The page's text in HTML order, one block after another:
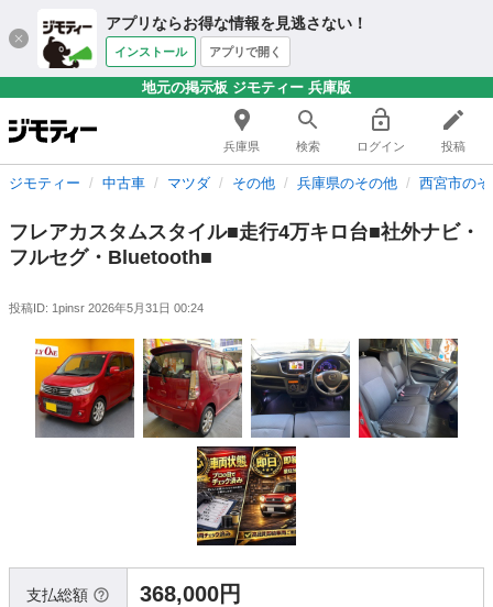
アプリならお得な情報を見逃さない！
インストール アプリで開く
地元の掲示板 ジモティー 兵庫版
兵庫県 検索 ログイン 投稿
ジモティー 中古車 マツダ その他 兵庫県のその他 西宮市の
フレアカスタムスタイル■走行4万キロ台■社外ナビ・
フルセグ・Bluetooth■
投稿ID: 1pinsr 2026年5月31日 00:24
支払総額 368,000円